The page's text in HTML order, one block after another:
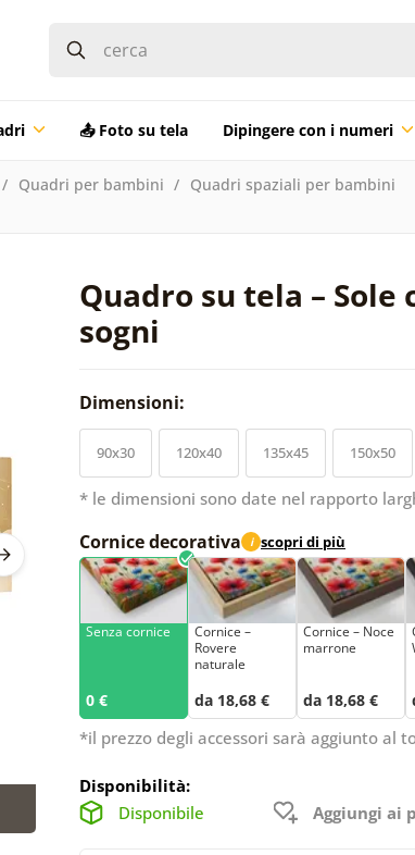
📤 Foto su tela Dipingere con i numeri
Quadri per bambini
Quadri spaziali per bambini
Quadro su tela –
sogni
Dimensioni:
90x30 120x40 135x45 150x50
* le dimensioni sono date nel rapporto
Cornice decorativa i scopri di più
Senza cornice
0 €
Cornice –
Rovere
naturale
da 18,68 €
Cornice – Noce
marrone
da 18,68 €
*il prezzo degli accessori sarà aggiunto al
Disponibilità:
Disponibile
Aggiungi ai